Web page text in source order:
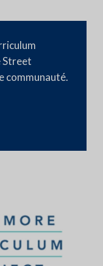
Street
communauté.